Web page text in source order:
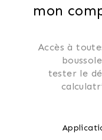
mon
Accès à
tester le